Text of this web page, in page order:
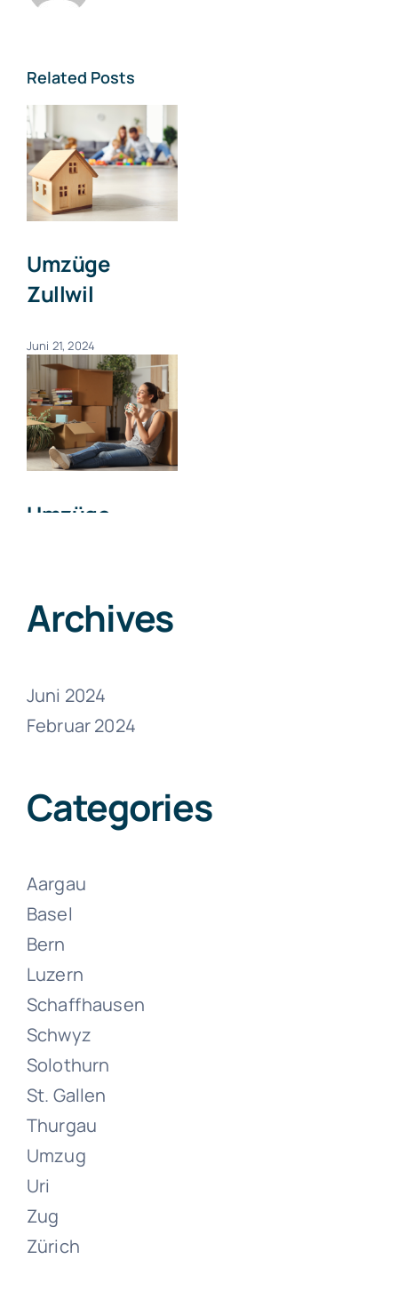
Related Posts
Umzüge
Zullwil
Juni 21, 2024
Umzüge
Wolfwil
Umzüge
Zullwil
Juni 21, 2024
Umzüge
Archives
Juni 2024
Februar 2024
Categories
Aargau
Basel
Bern
Luzern
Schaffhausen
Schwyz
Solothurn
St. Gallen
Thurgau
Umzug
Uri
Zug
Zürich